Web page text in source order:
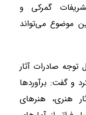
گمرکی و
موضوع می‌تواند
توجه صادرات آثار
و گفت: برآوردها
هنری، هنرهای